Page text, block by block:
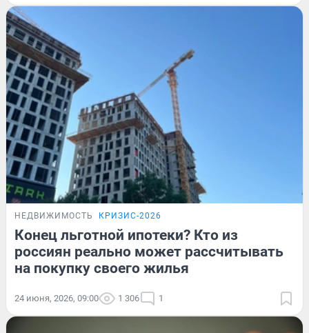
НЕДВИЖИМОСТЬ КРИЗИС-2026
Конец льготной ипотеки? Кто из
россиян реально может рассчитывать
на покупку своего жилья
24 июня, 2026, 09:00 1 306 1